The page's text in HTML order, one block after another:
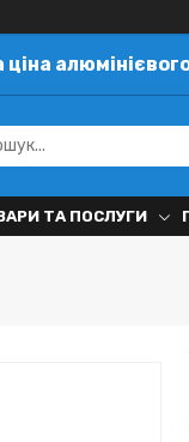
ціна
ТА ПОСЛУГИ